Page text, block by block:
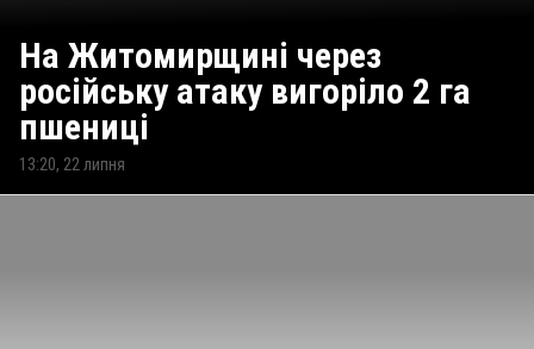
На Житомирщині через
російську атаку вигоріло 2 га
пшениці
13:20, 22 липня